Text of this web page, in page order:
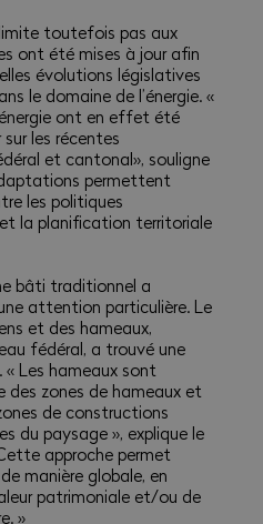
toutefois pas aux
ont été mises à jour afin
évolutions législatives
le domaine de l’énergie. «
ont en effet été
les récentes
et cantonal», souligne
permettent
les politiques
la planification territoriale
bâti traditionnel a
attention particulière. Le
et des hameaux,
fédéral, a trouvé une
Les hameaux sont
des zones de hameaux et
de constructions
du paysage », explique le
approche permet
manière globale, en
patrimoniale et/ou de
»